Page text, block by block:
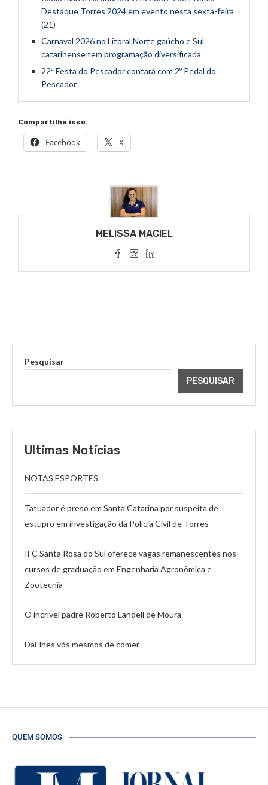
Destaque Torres 2024 em evento nesta sexta-feira
(21)
Carnaval 2026 no Litoral Norte gaúcho e Sul
catarinense tem programação diversificada
22ª Festa do Pescador contará com 2º Pedal do
Pescador
Compartilhe isso:
Facebook X
MELISSA MACIEL
Pesquisar
PESQUISAR
Ultímas Notícias
NOTAS ESPORTES
Tatuador é preso em Santa Catarina por suspeita de
estupro em investigação da Polícia Civil de Torres
IFC Santa Rosa do Sul oferece vagas remanescentes nos
cursos de graduação em Engenharia Agronômica e
Zootecnia
O incrível padre Roberto Landell de Moura
Dai-lhes vós mesmos de comer
QUEM SOMOS